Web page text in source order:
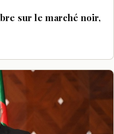
sur le marché noir,